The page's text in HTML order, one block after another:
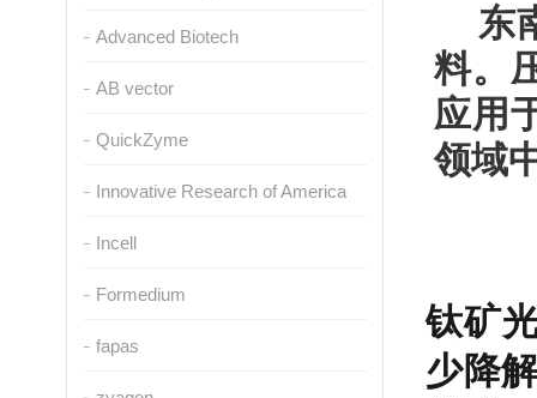
Advanced Biotech
AB vector
QuickZyme
Innovative Research of America
Incell
Formedium
fapas
东
料。
应用
领域
钛矿
少降